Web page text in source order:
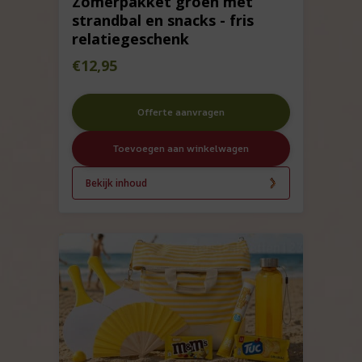
strandbal en snacks - fris
relatiegeschenk
€12,95
Offerte aanvragen
Toevoegen aan winkelwagen
Bekijk inhoud